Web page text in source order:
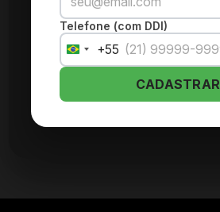
Telefone (com DDI)
Brazil
+55
+55
CADASTRAR